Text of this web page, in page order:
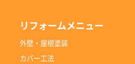
リフォームメニュー
外壁・屋根塗装
カバー工法